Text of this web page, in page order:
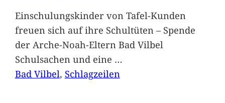
Einschulungskinder von Tafel-Kunden
freuen sich auf ihre Schultüten – Spende
der Arche-Noah-Eltern Bad Vilbel
Schulsachen und eine …
Bad Vilbel, Schlagzeilen